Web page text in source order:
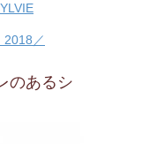
／
のあるシ